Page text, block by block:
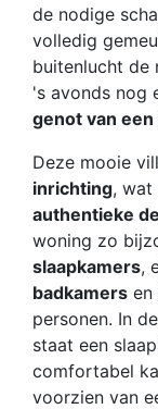
de nodige
volledig
buitenlucht de
's avonds nog
genot van
Deze mooie
inrichting, wat
authentieke
woning zo
slaapkamers,
badkamers en
personen. In de
staat een
comfortabel
voorzien van